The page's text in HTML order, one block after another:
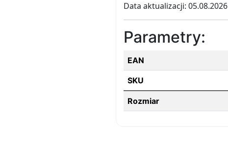
Data aktualizacji: 05.08.2026
Parametry:
EAN
SKU
Rozmiar